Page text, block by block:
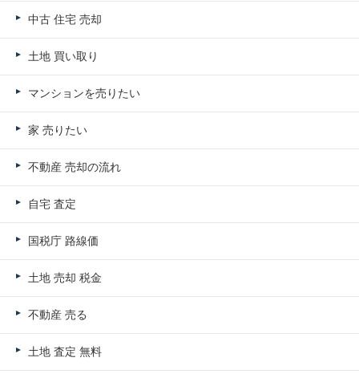
中古 住宅 売却
土地 買い取り
マンションを売りたい
家 売りたい
不動産 売却の流れ
自宅 査定
国税庁 路線価
土地 売却 税金
不動産 売る
土地 査定 無料